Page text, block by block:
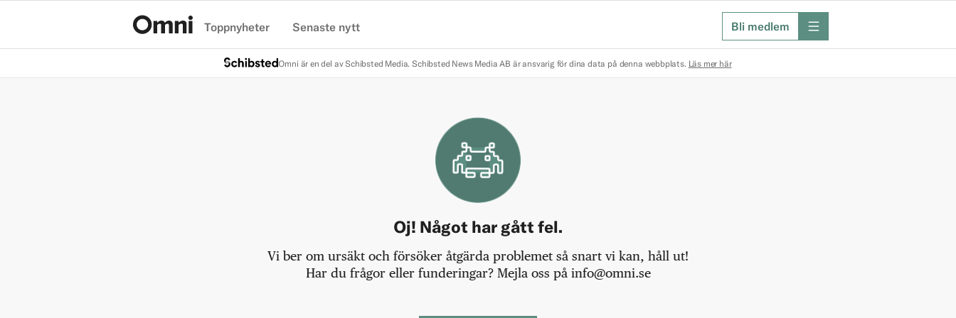
Toppnyheter Senaste nytt Bli medlem meny
Omni är en del av Schibsted Media. Schibsted News Media AB är ansvarig för dina data på denna webbplats. Läs mer här
Oj! Något har gått fel.
Vi ber om ursäkt och försöker åtgärda problemet så snart vi kan, håll ut!
Har du frågor eller funderingar? Mejla oss på info@omni.se